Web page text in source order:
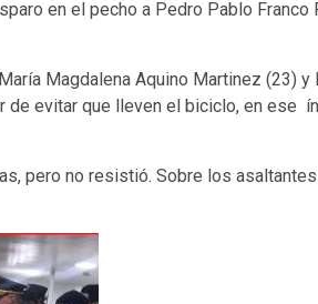
en el pecho a Pedro Pablo Franco
Magdalena Aquino Martinez (23) y
evitar que lleven el biciclo, en ese
pero no resistió. Sobre los asaltantes